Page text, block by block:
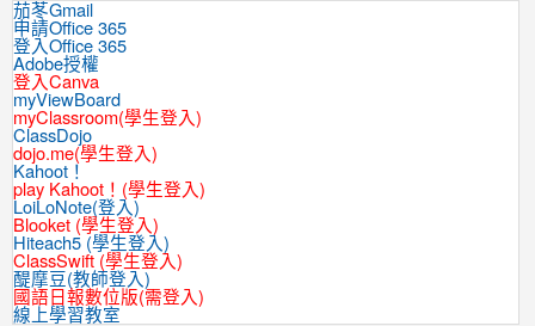
茄苳Gmail
申請Office 365
登入Office 365
Adobe授權
登入Canva
myViewBoard
myClassroom(學生登入)
ClassDojo
dojo.me(學生登入)
Kahoot！
play Kahoot！(學生登入)
LoiLoNote(登入)
Blooket (學生登入)
Hiteach5 (學生登入)
ClassSwift (學生登入)
醍摩豆(教師登入)
國語日報數位版(需登入)
線上學習教室